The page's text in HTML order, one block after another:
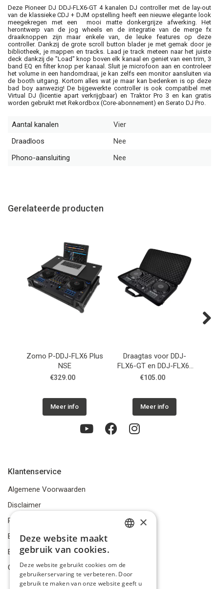
Deze Pioneer DJ DDJ-FLX6-GT 4 kanalen DJ controller met de lay-out
van de klassieke CDJ + DJM opstelling heeft een nieuwe elegante look
meegekregen met een mooi matte donkergrijze afwerking. Het
herontwerp van de jog wheels en de integratie van de merge fx
draaiknoppen zijn maar enkele van, de leuke features op deze
controller. Dankzij de grote scroll button blader je met gemak door je
bibliotheek, je mappen en tracks. Laad je track meteen naar het juiste
deck dankzij de "Load" knop boven elk kanaal en geniet van een trim, 3
band EQ en filter knop per kanaal. Sluit je microfoon aan en controleer
het volume in een handomdraai, je kan zelfs een monitor aansluiten via
de booth uitgang. Kortom alles wat je maar kan bedenken is op deze
bad boy aanwezig! De bijgewerkte controller is ook compatibel met
Virtual DJ (licentie apart verkrijgbaar) en Traktor Pro 3 en kan gratis
worden gebruikt met Rekordbox (Core-abonnement) en Serato DJ Pro.
Aantal kanalen
Vier
Draadloos
Nee
Phono-aansluiting
Nee
Gerelateerde producten
Zomo P-DDJ-FLX6 Plus
NSE
€329.00
Meer info
Draagtas voor DDJ-
FLX6-GT en DDJ-FLX6-
GT
€105.00
Meer info
Klantenservice
Algemene Voorwaarden
Disclaimer
Privacybeleid
Bestelling herroepen
Betalingsmiddelen
Geschillen
ENGLISH
×
Deze website maakt
gebruik van cookies.
Deze website gebruikt cookies om de
gebruikerservaring te verbeteren. Door
gebruik te maken van onze website geeft u